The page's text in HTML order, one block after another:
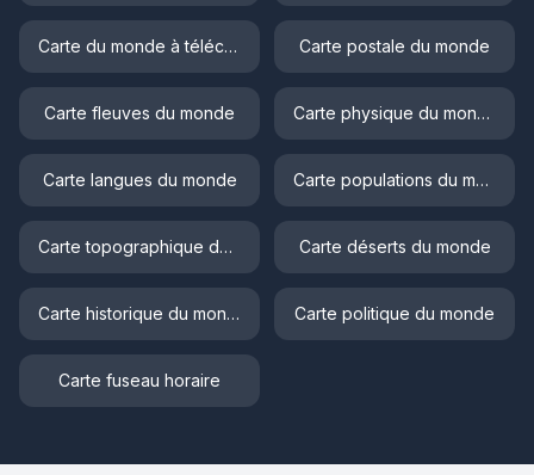
Carte du monde à télécharger Carte postale du monde
Carte fleuves du monde Carte physique du monde
Carte langues du monde Carte populations du monde
Carte topographique du monde Carte déserts du monde
Carte historique du monde Carte politique du monde
Carte fuseau horaire